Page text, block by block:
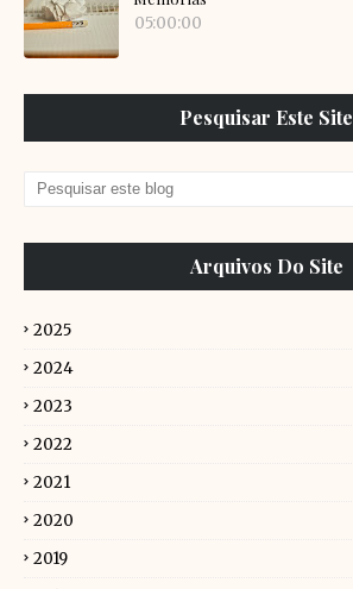
05:00:00
Pesquisar Este Site
Arquivos Do Site
2025
2024
2023
2022
2021
2020
2019